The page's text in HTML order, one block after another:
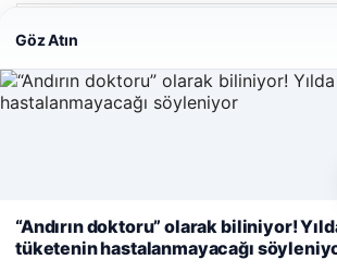
Cengiz Sigorta
23/06/2026
Web sitemizi nasıl kullandığınızı daha iyi
kullanıyoruz.Çerez Politikamız
Reddet Kabul Et
Göz Atın
“Andırın doktoru” olarak biliniyor!
tüketenin hastalanmayacağı